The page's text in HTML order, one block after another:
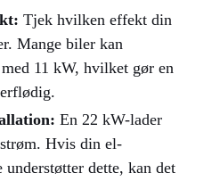
Tjek hvilken effekt din
Mange biler kan
11 kW, hvilket gør en
En 22 kW-lader
Hvis din el-
dette, kan det